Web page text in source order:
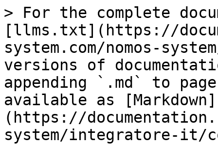
> For the complete
[llms.txt](https://
system.com/nomos-
versions of
appending `.md` to
available as [Markdown]
(https://
system/integratore-it/